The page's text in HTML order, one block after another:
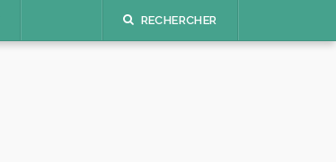
RECHERCHER